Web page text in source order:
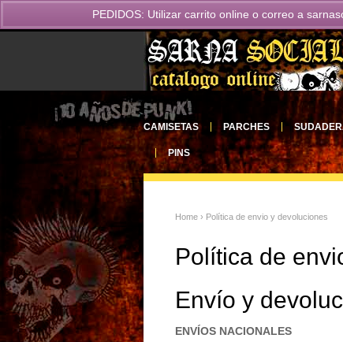
CAMISETAS PARCHES
PINS
Home › Política de envio y devoluciones
Política de
Envío y
ENVÍOS NACIONALES
PEDIDOS: Utilizar carrito online o correo a